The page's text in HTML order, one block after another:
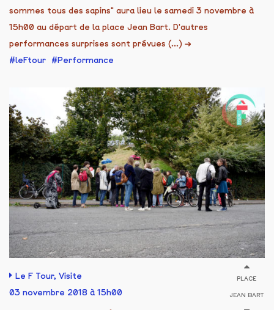
sommes tous des sapins" aura lieu le samedi 3 novembre à
15h00 au départ de la place Jean Bart. D'autres
performances surprises sont prévues (...) →
leFtour
Performance
Le F Tour, Visite
03 novembre 2018 à 15h00
PLACE
JEAN BART